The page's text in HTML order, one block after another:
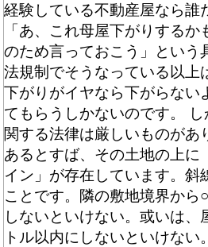
経験している不動産屋なら誰
「あ、これ母屋下がりする
のため言っておこう」という
法規制でそうなっている以上
下がりがイヤなら下がらない
てもらうしかないのです。
関する法律は厳しいものがあ
あるとすば、その土地の上に
イン」が存在しています。斜
ことです。隣の敷地境界から
しないといけない。或いは、
トル以内にしないといけな